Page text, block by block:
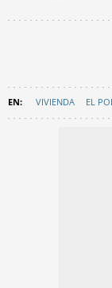
VIVIENDA EL